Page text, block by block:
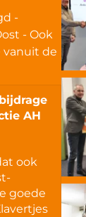
-
- Ook
vanuit de
AH
ook
goede